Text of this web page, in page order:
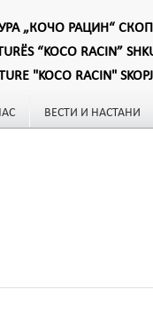
„КОЧО РАЦИН“
“KOCO RACIN”
"KOCO RACIN"
ВЕСТИ И НАСТАНИ